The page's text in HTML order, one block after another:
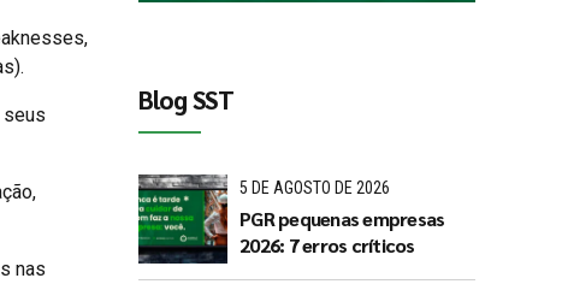
seus
nas
Blog SST
5 DE AGOSTO DE 2026
PGR pequenas empresas
2026: 7 erros críticos